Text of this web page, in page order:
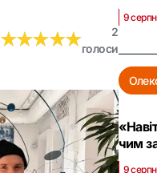
★★★★★
★★★★★
2
голоси
9
чим
9